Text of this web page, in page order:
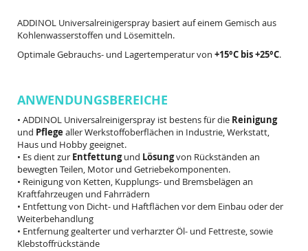
ADDINOL Universalreinigerspray basiert auf einem Gemisch aus
Kohlenwasserstoffen und Lösemitteln.
Optimale Gebrauchs- und Lagertemperatur von +15°C bis +25°C.
ANWENDUNGSBEREICHE
• ADDINOL Universalreinigerspray ist bestens für die Reinigung
und Pflege aller Werkstoffoberflächen in Industrie, Werkstatt,
Haus und Hobby geeignet.
• Es dient zur Entfettungund Lösungvon Rückständen an
bewegten Teilen, Motor und Getriebekomponenten.
• Reinigung von Ketten, Kupplungs- und Bremsbelägen an
Kraftfahrzeugen und Fahrrädern
• Entfettung von Dicht- und Haftflächen vor dem Einbau oder der
Weiterbehandlung
• Entfernung gealterter und verharzter Öl- und Fettreste, sowie
Klebstoffrückstände